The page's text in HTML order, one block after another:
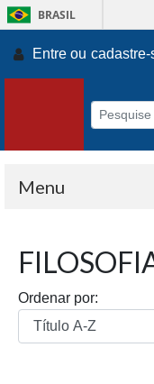
BRASIL
Entre ou cadastre-
Menu
Ordenar por: